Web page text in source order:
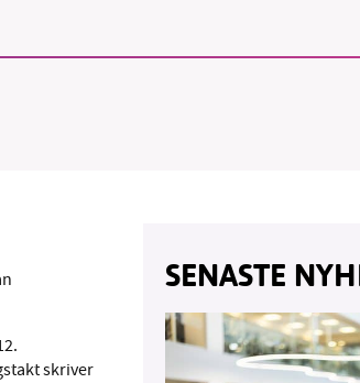
skriver
SENASTE
2010 har vår
genom
vårt arbete –